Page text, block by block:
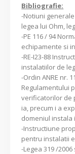
Bibliografie:
-Notiuni
legea lui Ohm,
-PE 116 / 94
echipamente si
-RE-I23-88
instalatiilor de
-Ordin ANRE nr.
Regulamentului
verificatorilor de
ia, precum i a
domeniul instala
-Instructiune
pentru instalatii
-Legea 319 /